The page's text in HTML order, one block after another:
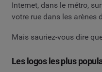
Internet, dans le métro,
votre rue dans les arènes
Mais sauriez-vous dire
Les logos les plus